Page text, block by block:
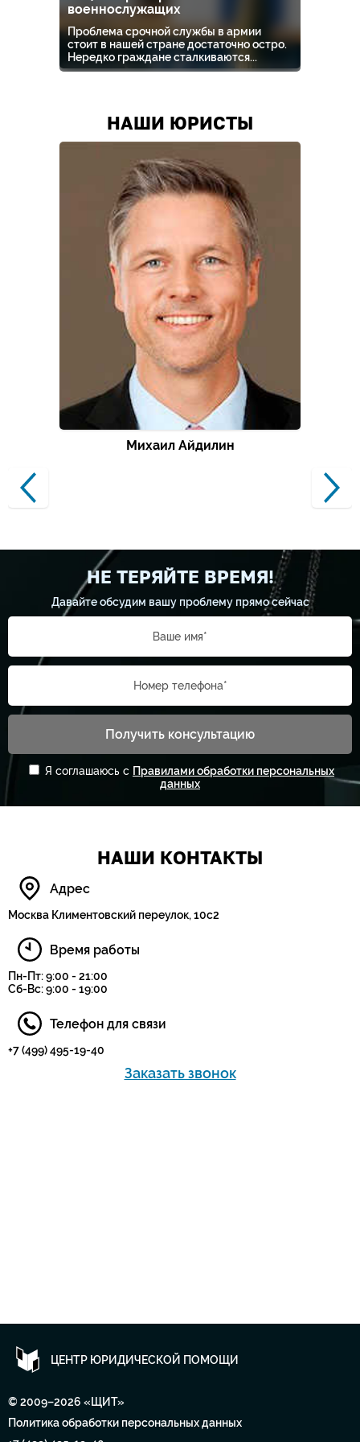
военнослужащих
Проблема срочной службы в армии
стоит в нашей стране достаточно остро.
Нередко граждане сталкиваются...
НАШИ ЮРИСТЫ
Михаил Айдилин
НЕ ТЕРЯЙТЕ ВРЕМЯ!
Давайте обсудим вашу проблему прямо сейчас
Ваше имя*
Номер телефона*
Получить консультацию
Я соглашаюсь с Правилами обработки персональных
данных
НАШИ КОНТАКТЫ
Адрес
Москва Климентовский переулок, 10с2
Время работы
Пн-Пт: 9:00 - 21:00
Сб-Вс: 9:00 - 19:00
Телефон для связи
+7 (499) 495-19-40
Заказать звонок
ЦЕНТР ЮРИДИЧЕСКОЙ ПОМОЩИ
© 2009–2026 «ЩИТ»
Политика обработки персональных данных